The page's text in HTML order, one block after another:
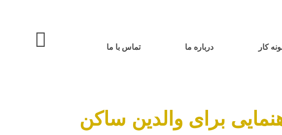
کار درباره ما تماس با ما
برای والدین ساکن